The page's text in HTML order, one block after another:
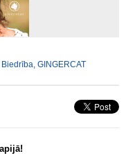
Biedrība, GINGERCAT